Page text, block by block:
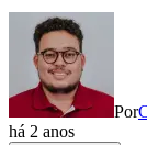
Por
há 2 anos